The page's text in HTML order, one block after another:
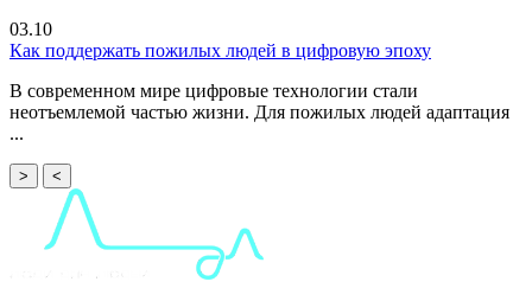
03.10
Как поддержать пожилых людей в цифровую эпоху
В современном мире цифровые технологии стали
неотъемлемой частью жизни. Для пожилых людей адаптация
...
> <